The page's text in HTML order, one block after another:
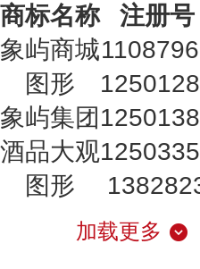
商标名称
注册号
象屿商城
图形
象屿集团
酒品大观
图形
加载更多